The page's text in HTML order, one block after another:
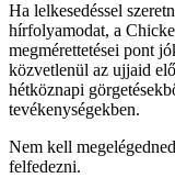
Ha lelkesedéssel
hírfolyamodat, a
megmérettetései pont
közvetlenül az ujjaid
hétköznapi
tevékenységekben.
Nem kell
felfedezni.